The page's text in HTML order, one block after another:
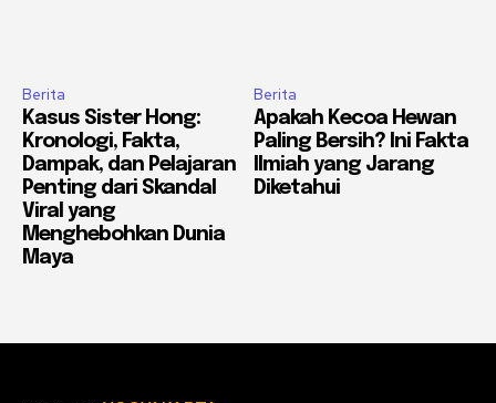
Berita
Kasus Sister Hong:
Kronologi, Fakta,
Dampak, dan Pelajaran
Penting dari Skandal
Viral yang
Menghebohkan Dunia
Maya
Berita
Apakah Kecoa Hewan
Paling Bersih? Ini Fakta
Ilmiah yang Jarang
Diketahui